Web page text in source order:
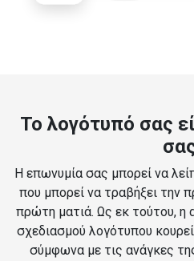
Το λογότυπό σας
Η επωνυμία σας μπορεί να
που μπορεί να τραβήξει την
πρώτη ματιά. Ως εκ τούτου, η
σχεδιασμού λογότυπου
σύμφωνα με τις ανάγκες